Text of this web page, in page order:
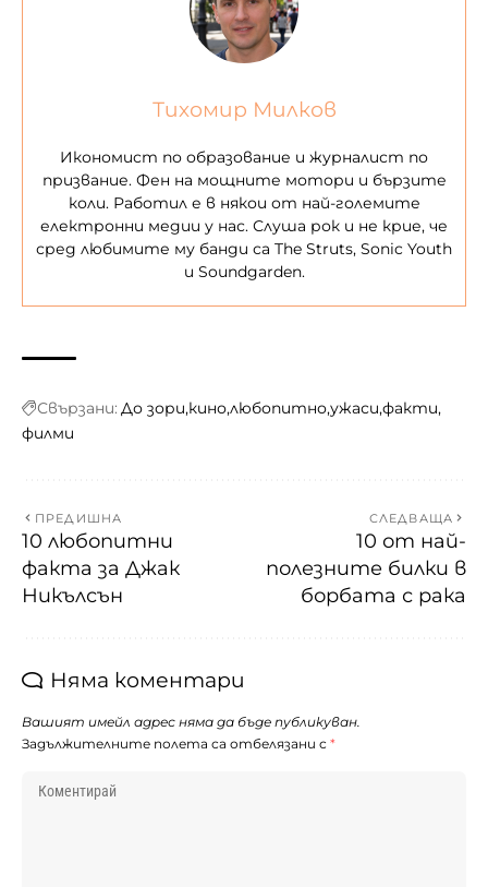
Тихомир Милков
Икономист по образование и журналист по
призвание. Фен на мощните мотори и бързите
коли. Работил е в някои от най-големите
електронни медии у нас. Слуша рок и не крие, че
сред любимите му банди са The Struts, Sonic Youth
и Soundgarden.
Свързани: До зори кинолюбопитноужаси факти
филми
ПРЕДИШНА
10 любопитни
факта за Джак
Никълсън
СЛЕДВАЩА
10 от най-
полезните билки в
борбата с рака
Няма коментари
Вашият имейл адрес няма да бъде публикуван.
Задължителните полета са отбелязани с *